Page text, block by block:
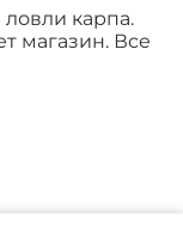
Клубника
Мандарин
ловли карпа.
магазин. Все